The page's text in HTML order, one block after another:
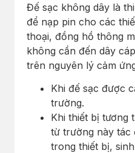
Đế sạc không dây là
để nạp pin cho các
thoại, đồng hồ thông
không cần đến dây
trên nguyên lý cảm
Khi đế sạc được
trường.
Khi thiết bị tương
từ trường này tác
trong thiết bị,